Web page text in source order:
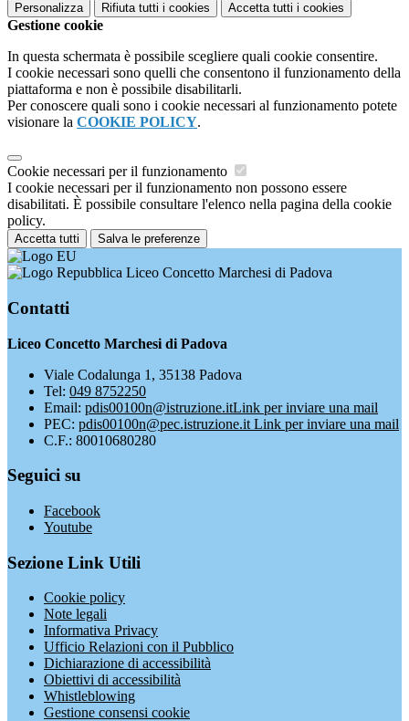
Personalizza Rifiuta tutti i cookies Accetta tutti i cookies
Gestione cookie
In questa schermata è possibile scegliere quali cookie consentire.
I cookie necessari sono quelli che consentono il funzionamento della
piattaforma e non è possibile disabilitarli.
Per conoscere quali sono i cookie necessari al funzionamento potete
visionare la COOKIE POLICY.
Cookie necessari per il funzionamento
I cookie necessari per il funzionamento non possono essere
disabilitati. È possibile consultare l'elenco nella pagina della cookie
policy.
Accetta tutti Salva le preferenze
Liceo Concetto Marchesi di Padova
Contatti
Liceo Concetto Marchesi di Padova
Viale Codalunga 1, 35138 Padova
Tel: 049 8752250
Email: pdis00100n@istruzione.itLink per inviare una mail
PEC: pdis00100n@pec.istruzione.it Link per inviare una mail
C.F.: 80010680280
Seguici su
Facebook
Youtube
Sezione Link Utili
Cookie policy
Note legali
Informativa Privacy
Ufficio Relazioni con il Pubblico
Dichiarazione di accessibilità
Obiettivi di accessibilità
Whistleblowing
Gestione consensi cookie